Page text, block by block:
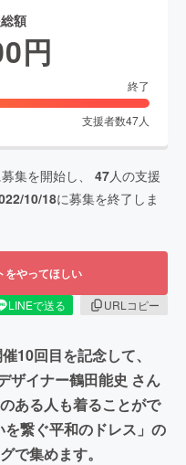
額
円
終了
支援者数47人
集を開始し、 47人の支援
10/18に募集を終了しま
をやってほしい
LINEで送る
URLコピー
10回目を記念して、
ザイナー鶴田能史 さん
ある人も着ることがで
繋ぐ平和のドレス」の
で集めます。